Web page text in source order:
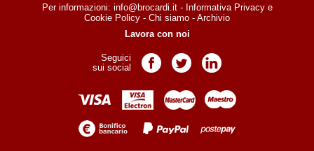
Per informazioni: info@brocardi.it- Informativa Privacye
Cookie Policy - Chi siamo - Archivio
Lavora con noi
Seguici
sui social
Pagina Facebook
Pagina TwitterPagina LinkedIn